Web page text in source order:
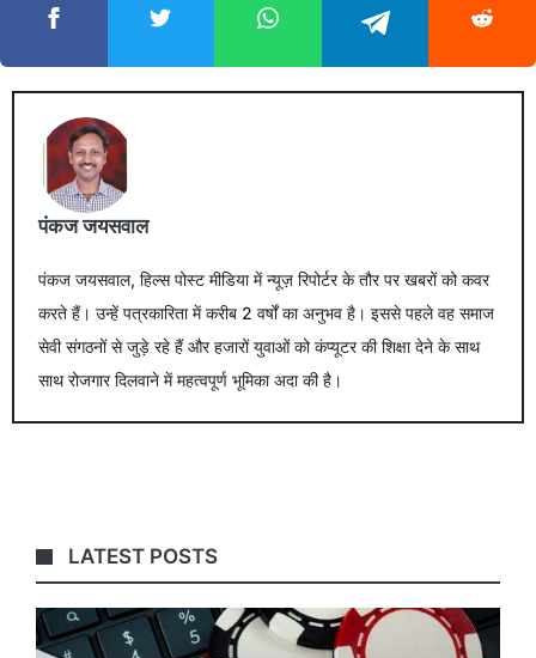
पंकज जयसवाल
पंकज जयसवाल, हिल्स पोस्ट मीडिया में न्यूज़ रिपोर्टर के तौर पर खबरों को कवर
करते हैं। उन्हें पत्रकारिता में करीब 2 वर्षों का अनुभव है। इससे पहले वह समाज
सेवी संगठनों से जुड़े रहे हैं और हजारों युवाओं को कंप्यूटर की शिक्षा देने के साथ
साथ रोजगार दिलवाने में महत्वपूर्ण भूमिका अदा की है।
LATEST POSTS